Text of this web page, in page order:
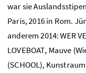
war sie
Paris, 2016 in Rom.
anderem 2014: WER
LOVEBOAT, Mauve
(SCHOOL),